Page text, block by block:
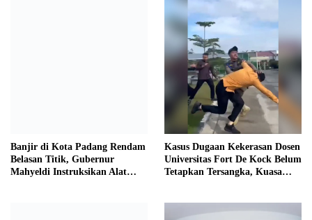
Banjir di Kota Padang Rendam
Belasan Titik, Gubernur
Mahyeldi Instruksikan Alat
Kasus Dugaan Kekerasan Dosen
Universitas Fort De Kock Belum
Tetapkan Tersangka, Kuasa